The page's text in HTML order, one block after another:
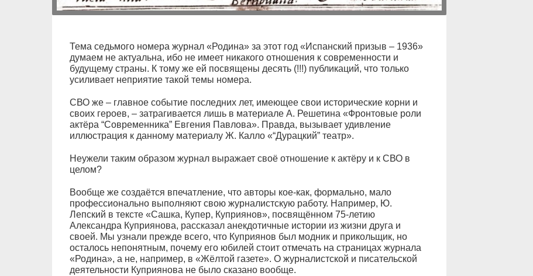
Тема седьмого номера журнал «Родина» за этот год «Испанский призыв – 1936»
думаем не актуальна, ибо не имеет никакого отношения к современности и
будущему страны. К тому же ей посвящены десять (!!!) публикаций, что только
усиливает неприятие такой темы номера.
СВО же – главное событие последних лет, имеющее свои исторические корни и
своих героев, – затрагивается лишь в материале А. Решетина «Фронтовые роли
актёра “Современника” Евгения Павлова». Правда, вызывает удивление
иллюстрация к данному материалу Ж. Калло «“Дурацкий” театр».
Неужели таким образом журнал выражает своё отношение к актёру и к СВО в
целом?
Вообще же создаётся впечатление, что авторы кое-как, формально, мало
профессионально выполняют свою журналистскую работу. Например, Ю.
Лепский в тексте «Сашка, Купер, Куприянов», посвящённом 75-летию
Александра Куприянова, рассказал анекдотичные истории из жизни друга и
своей. Мы узнали прежде всего, что Куприянов был модник и прикольщик, но
осталось непонятным, почему его юбилей стоит отмечать на страницах журнала
«Родина», а не, например, в «Жёлтой газете». О журналистской и писательской
деятельности Куприянова не было сказано вообще.